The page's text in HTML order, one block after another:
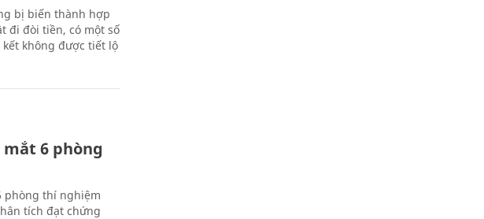
bị biến thành hợp
đi đòi tiền, có một số
không được tiết lộ
6 phòng
phòng thí nghiệm
tích đạt chứng